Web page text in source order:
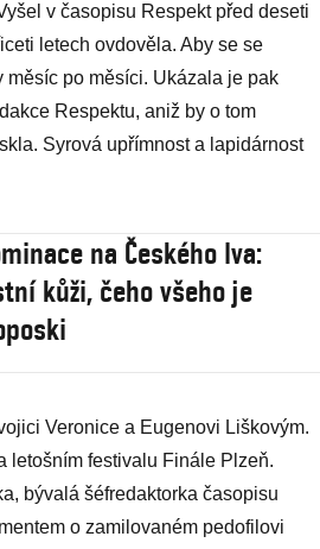
v časopisu Respekt před deseti
letech ovdověla. Aby se se
po měsíci. Ukázala je pak
Respektu, aniž by o tom
Syrová upřímnost a lapidárnost
na Českého lva:
kůži, čeho všeho je
Veronice a Eugenovi Liškovým.
letošním festivalu Finále Plzeň.
bývalá šéfredaktorka časopisu
o zamilovaném pedofilovi